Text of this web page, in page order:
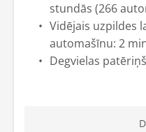
stundās (266
Vidējais uzpildes
automašīnu: 2
Degvielas